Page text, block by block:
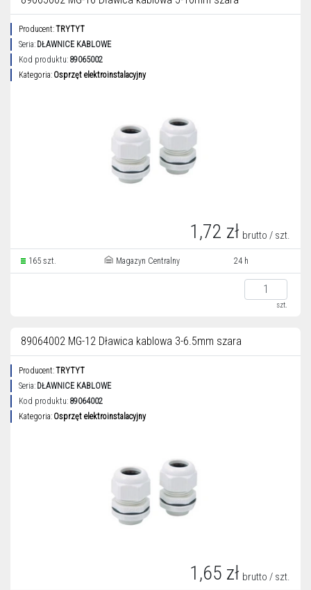
Producent:TRYTYT
Seria: DŁAWNICE KABLOWE
Kod produktu: 89065002
Kategoria: Osprzęt elektroinstalacyjny
1,72 zł brutto / szt.
165 szt. Magazyn Centralny 24 h
szt.
89064002 MG-12 Dławica kablowa 3-6.5mm szara
Producent:TRYTYT
Seria: DŁAWNICE KABLOWE
Kod produktu: 89064002
Kategoria: Osprzęt elektroinstalacyjny
1,65 zł brutto / szt.